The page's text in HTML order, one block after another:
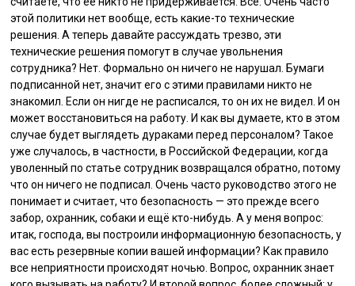
этой политики нет вообще, есть какие-то технические
решения. А теперь давайте рассуждать трезво, эти
технические решения помогут в случае увольнения
сотрудника? Нет. Формально он ничего не нарушал. Бумаги
подписанной нет, значит его с этими правилами никто не
знакомил. Если он нигде не расписался, то он их не видел. И он
может восстановиться на работу. И как вы думаете, кто в этом
случае будет выглядеть дураками перед персоналом? Такое
уже случалось, в частности, в Российской Федерации, когда
уволенный по статье сотрудник возвращался обратно, потому
что он ничего не подписал. Очень часто руководство этого не
понимает и считает, что безопасность — это прежде всего
забор, охранник, собаки и ещё кто-нибудь. А у меня вопрос:
итак, господа, вы построили информационную безопасность, у
вас есть резервные копии вашей информации? Как правило
все неприятности происходят ночью. Вопрос, охранник знает